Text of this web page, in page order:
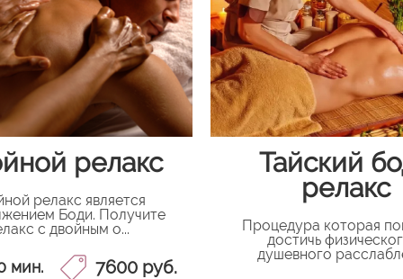
релакс
релакс является
Боди. Получите
с двойным о...
мин. 7600 руб.
Тайский
релакс
Процедура которая
достичь
душевного